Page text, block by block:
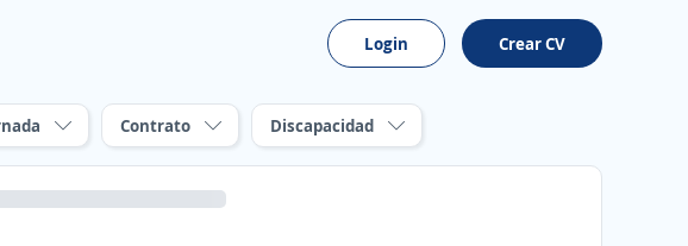
Login Crear CV
Contrato Discapacidad